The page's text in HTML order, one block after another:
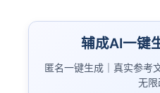
辅成AI一键
匿名一键生成｜真实参考
无